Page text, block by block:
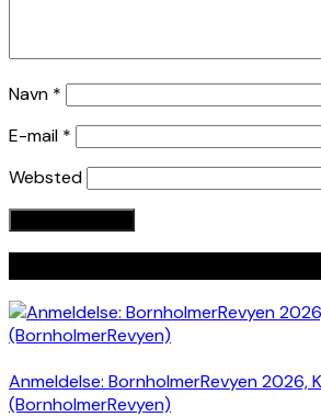
Navn *
E-mail *
Websted
Anmeldelse: BornholmerRevyen 2026,
(BornholmerRevyen)